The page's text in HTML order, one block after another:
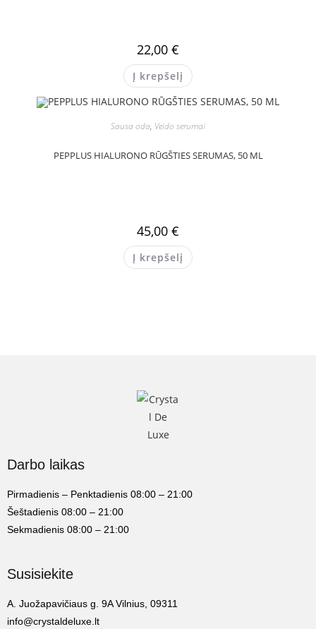
22,00 €
Į krepšelį
Sausa oda, Veido serumai
PEPPLUS HIALURONO RŪGŠTIES SERUMAS, 50 ML
45,00 €
Į krepšelį
Darbo laikas
Pirmadienis – Penktadienis 08:00 – 21:00
Šeštadienis 08:00 – 21:00
Sekmadienis 08:00 – 21:00
Susisiekite
A. Juožapavičiaus g. 9A Vilnius, 09311
info@crystaldeluxe.lt